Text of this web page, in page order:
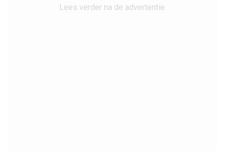
Lees verder na de advertentie.